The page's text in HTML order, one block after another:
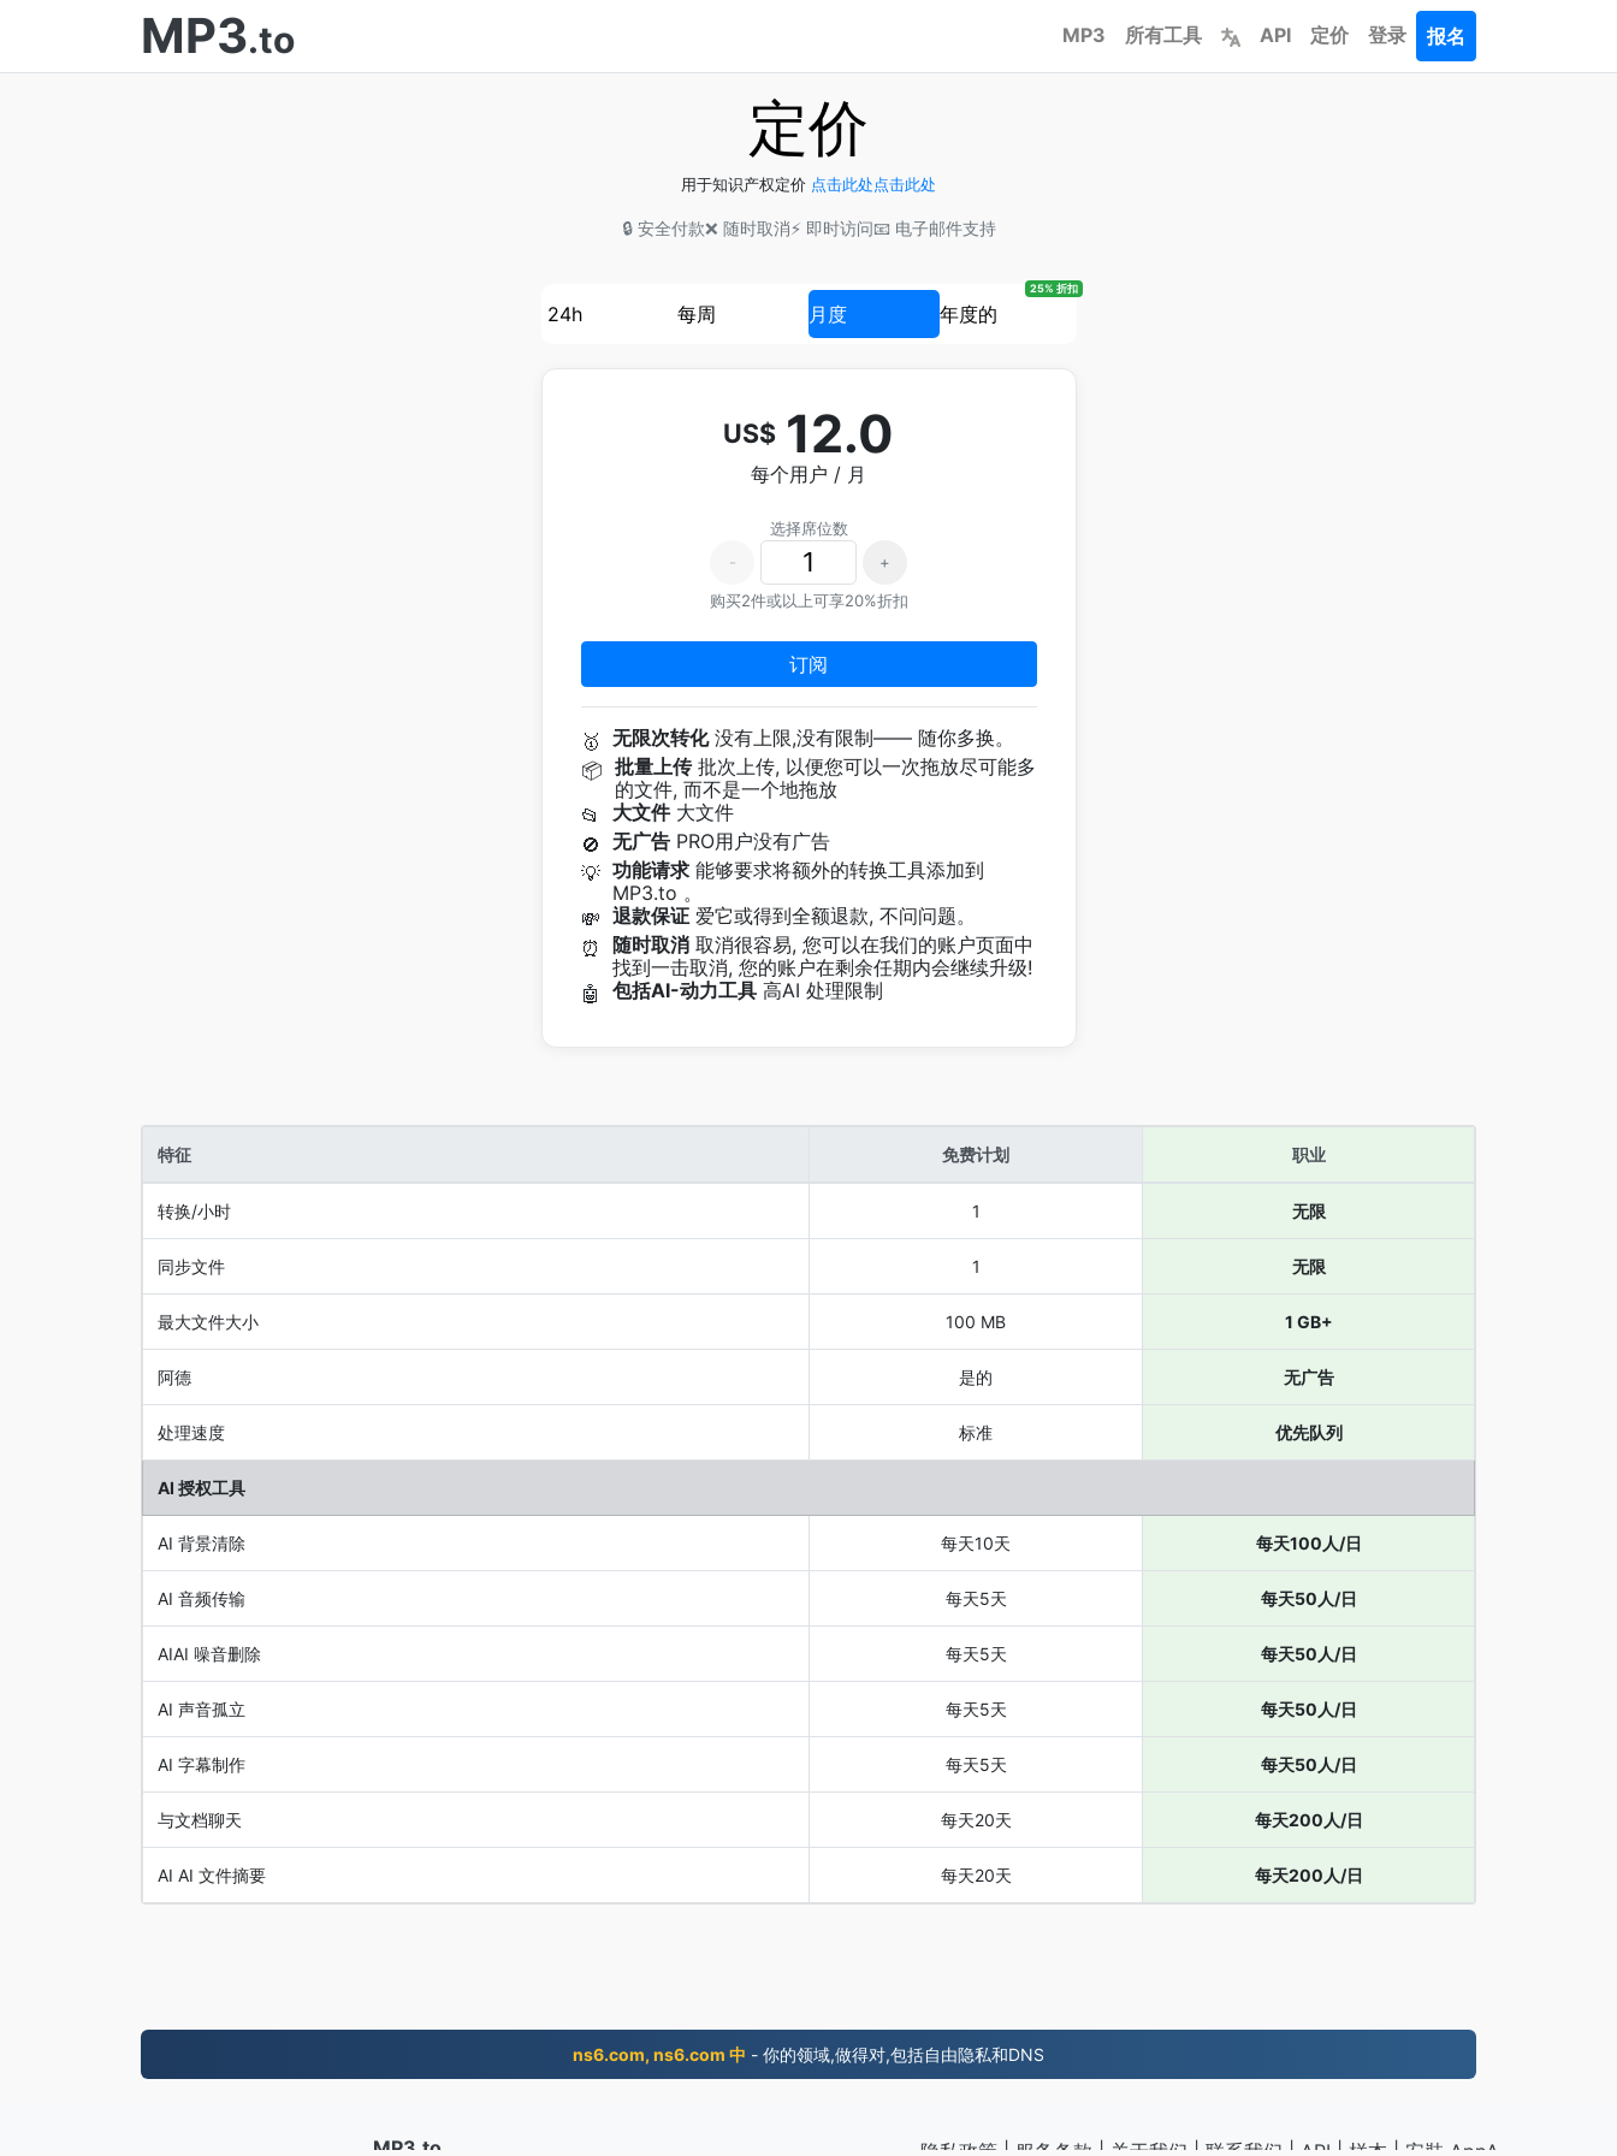
MP3.to MP3 所有工具 API 定价 登录 报名
定价
用于知识产权定价 点击此处点击此处
🔒 安全付款❌ 随时取消⚡ 即时访问📧 电子邮件支持
24h 每周 月度 年度的
25% 折扣
US$ 12.0
每个用户 / 月
选择席位数
-
+
购买2件或以上可享20%折扣
订阅
🥇 无限次转化没有上限,没有限制—— 随你多换。
📦 批量上传批次上传, 以便您可以一次拖放尽可能多
的文件, 而不是一个地拖放
📂
大文件大文件
🚫 无广告PRO用户没有广告
💡 功能请求能够要求将额外的转换工具添加到
MP3.to 。
💸 退款保证爱它或得到全额退款, 不问问题。
⏰
随时取消取消很容易, 您可以在我们的账户页面中
找到一击取消, 您的账户在剩余任期内会继续升级!
🤖
包括AI-动力工具高AI 处理限制
特征 免费计划 职业
转换/小时 1 无限
同步文件 1 无限
最大文件大小 100 MB 1 GB+
阿德 是的 无广告
处理速度 标准 优先队列
AI 授权工具
AI 背景清除 每天10天 每天100人/日
AI 音频传输 每天5天 每天50人/日
AIAI 噪音删除 每天5天 每天50人/日
AI 声音孤立 每天5天 每天50人/日
AI 字幕制作 每天5天 每天50人/日
与文档聊天 每天20天 每天200人/日
AI AI 文件摘要 每天20天 每天200人/日
ns6.com, ns6.com 中 - 你的领域,做得对,包括自由隐私和DNS
MP3.to 隐私政策 | 服务条款 | 关于我们 | 联系我们 | API | 样本 | 安裝 AppA